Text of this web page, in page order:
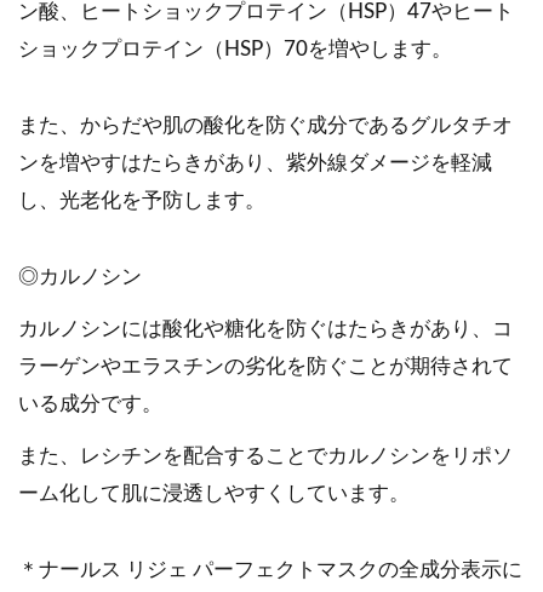
ン酸、ヒートショックプロテイン（HSP）47やヒート
ショックプロテイン（HSP）70を増やします。
また、からだや肌の酸化を防ぐ成分であるグルタチオ
ンを増やすはたらきがあり、紫外線ダメージを軽減
し、光老化を予防します。
◎カルノシン
カルノシンには酸化や糖化を防ぐはたらきがあり、コ
ラーゲンやエラスチンの劣化を防ぐことが期待されて
いる成分です。
また、レシチンを配合することでカルノシンをリポソ
ーム化して肌に浸透しやすくしています。
＊ナールス リジェ パーフェクトマスクの全成分表示に